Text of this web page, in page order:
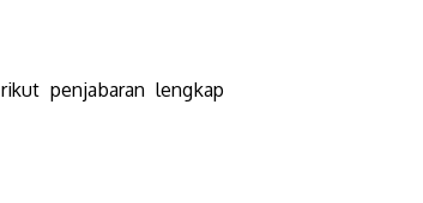
penjabaran lengkap